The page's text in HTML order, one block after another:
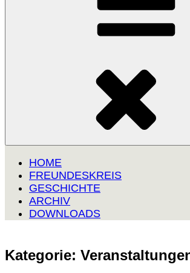
HOME
FREUNDESKREIS
GESCHICHTE
ARCHIV
DOWNLOADS
Kategorie: